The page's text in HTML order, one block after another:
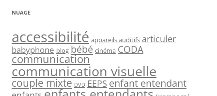
NUAGE
accessibilité appareils auditifs articuler
babyphone blog bébé cinéma CODA
communication
communication visuelle
couple mixte DVD EEPS enfant entendant